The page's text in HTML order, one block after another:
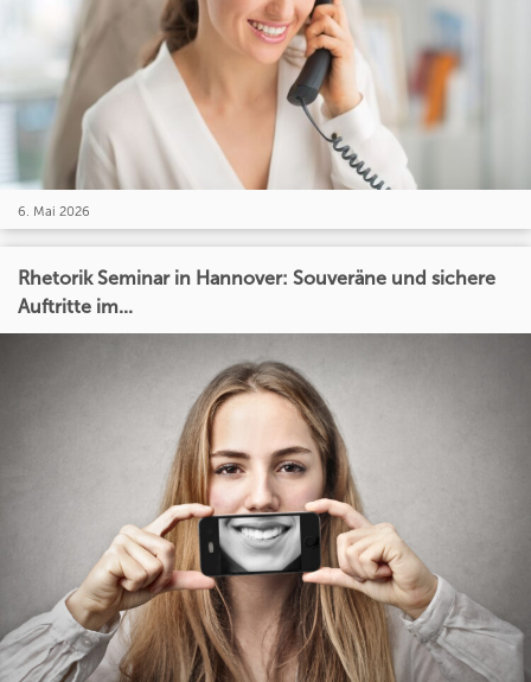
6. Mai 2026
Rhetorik Seminar in Hannover: Souveräne und sichere
Auftritte im...